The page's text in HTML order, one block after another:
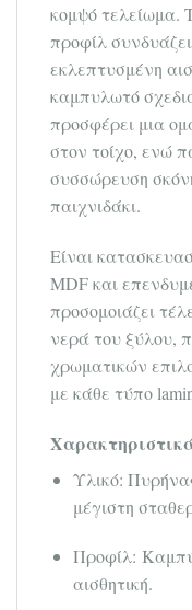
κομψό τελείωμα.
προφίλ
εκλεπτυσμένη
καμπυλωτό
προσφέρει μια
στον τοίχο, ενώ
συσσώρευση
παιχνιδάκι.
Είναι
MDF και
προσομοιάζει
νερά του ξύλου,
χρωματικών
με κάθε τύπο
Υλικό:
μέγιστη
Προφίλ:
αισθητική.